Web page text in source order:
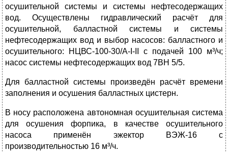
осушительной системы и системы нефтесодержащих
вод. Осуществлены гидравлический расчёт для
осушительной, балластной системы и системы
нефтесодержащих вод и выбор насосов: балластного и
осушительного: НЦВС-100-30/А-I-II с подачей 100 м³/ч;
насос системы нефтесодержащих вод 7ВН 5/5.
Для балластной системы произведён расчёт времени
заполнения и осушения балластных цистерн.
В носу расположена автономная осушительная система
для осушения форпика, в качестве осушительного
насоса применён эжектор ВЭЖ-16 с
производительностью 16 м³/ч.